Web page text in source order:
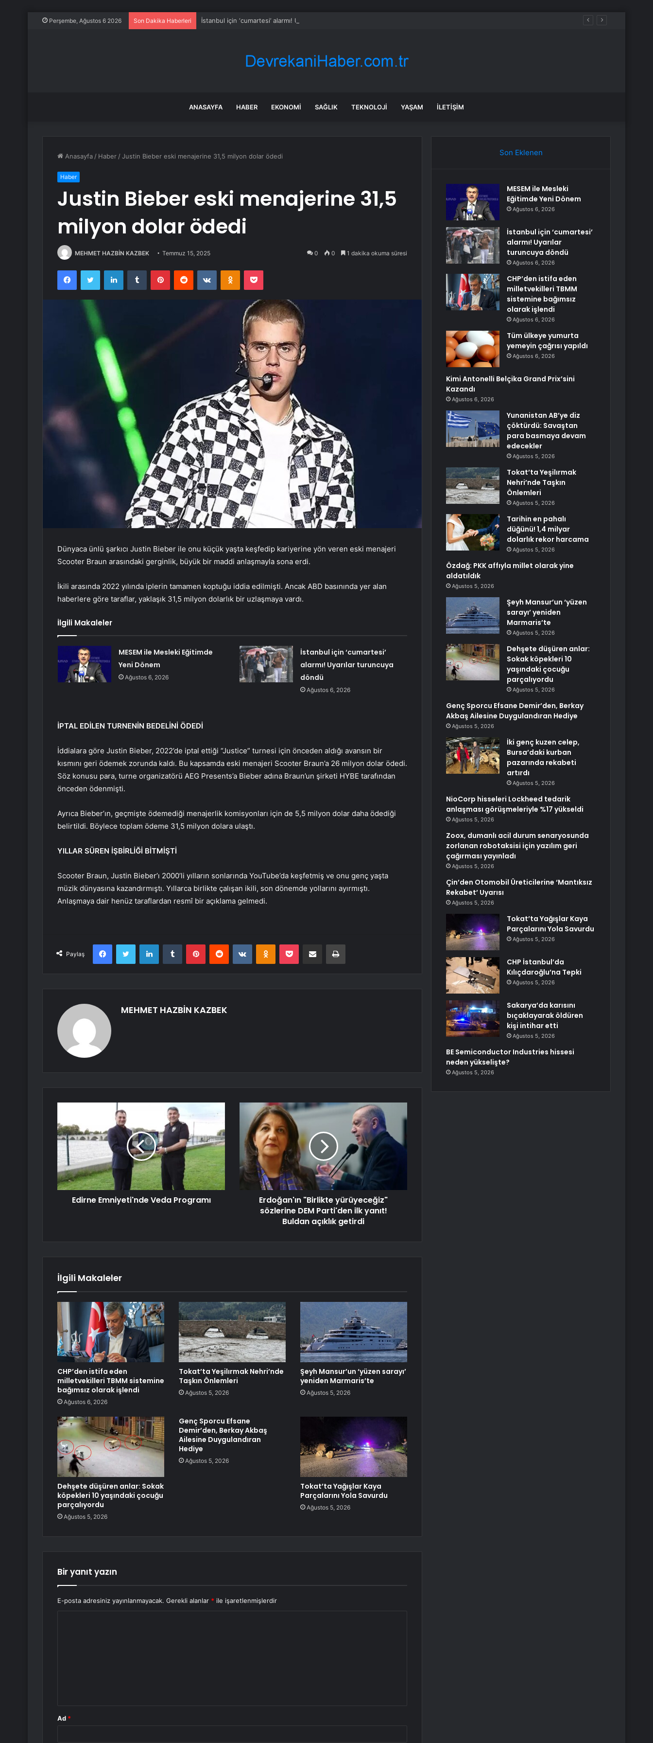
Perşembe, Ağustos 6 2026 Son Dakika Haberleri İstanbul için ‘cumartesi’ alarmı! Uyarılar turuncuya döndü
ANASAYFA HABER EKONOMI SAĞLIK TEKNOLOJI YAŞAM İLETIŞIM
Anasayfa / Haber /Justin Bieber eski menajerine 31,5 milyon dolar ödedi
Haber
Justin Bieber eski menajerine 31,5
milyon dolar ödedi
MEHMET HAZBİN KAZBEK Temmuz 15, 2025 0 0 1 dakika okuma süresi
FacebookTwitter LinkedInTumblr PinterestReddit VKontakteOdnoklassniki
Pocket
Dünyaca ünlü şarkıcı Justin Bieber ile onu küçük yaşta keşfedip kariyerine yön veren eski menajeri
Scooter Braun arasındaki gerginlik, büyük bir maddi anlaşmayla sona erdi.
İkili arasında 2022 yılında iplerin tamamen koptuğu iddia edilmişti. Ancak ABD basınında yer alan
haberlere göre taraflar, yaklaşık 31,5 milyon dolarlık bir uzlaşmaya vardı.
İlgili Makaleler
MESEM ile Mesleki Eğitimde
Yeni Dönem
Ağustos 6, 2026
İstanbul için ‘cumartesi’
alarmı! Uyarılar turuncuya
döndü
Ağustos 6, 2026
İPTAL EDİLEN TURNENİN BEDELİNİ ÖDEDİ
İddialara göre Justin Bieber, 2022’de iptal ettiği “Justice” turnesi için önceden aldığı avansın bir
kısmını geri ödemek zorunda kaldı. Bu kapsamda eski menajeri Scooter Braun’a 26 milyon dolar ödedi.
Söz konusu para, turne organizatörü AEG Presents’a Bieber adına Braun’un şirketi HYBE tarafından
önceden ödenmişti.
Ayrıca Bieber’ın, geçmişte ödemediği menajerlik komisyonları için de 5,5 milyon dolar daha ödediği
belirtildi. Böylece toplam ödeme 31,5 milyon dolara ulaştı.
YILLAR SÜREN İŞBİRLİĞİ BİTMİŞTİ
Scooter Braun, Justin Bieber’ı 2000’li yılların sonlarında YouTube’da keşfetmiş ve onu genç yaşta
müzik dünyasına kazandırmıştı. Yıllarca birlikte çalışan ikili, son dönemde yollarını ayırmıştı.
Anlaşmaya dair henüz taraflardan resmî bir açıklama gelmedi.
Paylaş
FacebookTwitter LinkedInTumblr PinterestReddit VKontakteOdnoklassniki
Pocket E-Posta ile paylaş Yazdır
MEHMET HAZBİN KAZBEK
Edirne Emniyeti'nde Veda Programı
Erdoğan'ın "Birlikte yürüyeceğiz"
sözlerine DEM Parti'den ilk yanıt!
Buldan açıklık getirdi
İlgili Makaleler
CHP’den istifa eden
milletvekilleri TBMM sistemine
bağımsız olarak işlendi
Ağustos 6, 2026
Tokat’ta Yeşilırmak Nehri’nde
Taşkın Önlemleri
Ağustos 5, 2026
Şeyh Mansur’un ‘yüzen sarayı’
yeniden Marmaris’te
Ağustos 5, 2026
Dehşete düşüren anlar: Sokak
köpekleri 10 yaşındaki çocuğu
parçalıyordu
Ağustos 5, 2026
Genç Sporcu Efsane
Demir’den, Berkay Akbaş
Ailesine Duygulandıran
Hediye
Ağustos 5, 2026
Tokat’ta Yağışlar Kaya
Parçalarını Yola Savurdu
Ağustos 5, 2026
Bir yanıt yazın
E-posta adresiniz yayınlanmayacak. Gerekli alanlar * ile işaretlenmişlerdir
Ad *
Son Eklenen
MESEM ile Mesleki
Eğitimde Yeni Dönem
Ağustos 6, 2026
İstanbul için ‘cumartesi’
alarmı! Uyarılar
turuncuya döndü
Ağustos 6, 2026
CHP’den istifa eden
milletvekilleri TBMM
sistemine bağımsız
olarak işlendi
Ağustos 6, 2026
Tüm ülkeye yumurta
yemeyin çağrısı yapıldı
Ağustos 6, 2026
Kimi Antonelli Belçika Grand Prix’sini
Kazandı
Ağustos 6, 2026
Yunanistan AB’ye diz
çöktürdü: Savaştan
para basmaya devam
edecekler
Ağustos 5, 2026
Tokat’ta Yeşilırmak
Nehri’nde Taşkın
Önlemleri
Ağustos 5, 2026
Tarihin en pahalı
düğünü! 1,4 milyar
dolarlık rekor harcama
Ağustos 5, 2026
Özdağ: PKK affıyla millet olarak yine
aldatıldık
Ağustos 5, 2026
Şeyh Mansur’un ‘yüzen
sarayı’ yeniden
Marmaris’te
Ağustos 5, 2026
Dehşete düşüren anlar:
Sokak köpekleri 10
yaşındaki çocuğu
parçalıyordu
Ağustos 5, 2026
Genç Sporcu Efsane Demir’den, Berkay
Akbaş Ailesine Duygulandıran Hediye
Ağustos 5, 2026
İki genç kuzen celep,
Bursa’daki kurban
pazarında rekabeti
artırdı
Ağustos 5, 2026
NioCorp hisseleri Lockheed tedarik
anlaşması görüşmeleriyle %17 yükseldi
Ağustos 5, 2026
Zoox, dumanlı acil durum senaryosunda
zorlanan robotaksisi için yazılım geri
çağırması yayınladı
Ağustos 5, 2026
Çin’den Otomobil Üreticilerine ‘Mantıksız
Rekabet’ Uyarısı
Ağustos 5, 2026
Tokat’ta Yağışlar Kaya
Parçalarını Yola Savurdu
Ağustos 5, 2026
CHP İstanbul’da
Kılıçdaroğlu’na Tepki
Ağustos 5, 2026
Sakarya’da karısını
bıçaklayarak öldüren
kişi intihar etti
Ağustos 5, 2026
BE Semiconductor Industries hissesi
neden yükselişte?
Ağustos 5, 2026